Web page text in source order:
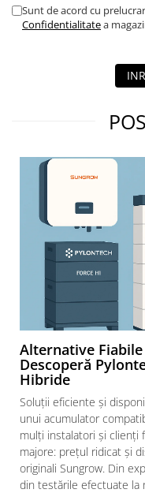
AFDD
Releu monitorizare
Separator fuzibil
Separator fuzibil aplicatii
fotovoltaice
Sigurante fuzibile
Aparataj
Aparataj modular
Intrerupator
Priza
Functii speciale
Rama ornament
Aplicat (PT)
Intrerupator
Modular
Priza+Intrerupator
Sunt de acord cu
Confidentialitatea
Alternative
Descoperă
Hibride
Soluții eficiente și
unui acumulator
mulți instalatori și clienți
majore: prețul ridicat și
originali Sungrow. Din
din testările efectuate la